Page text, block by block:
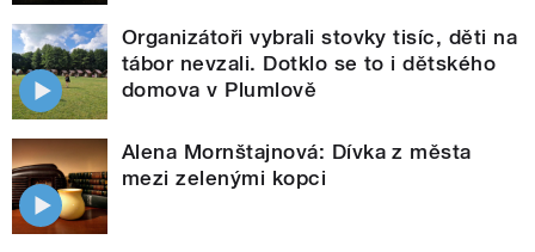
Organizátoři vybrali stovky tisíc, děti na
tábor nevzali. Dotklo se to i dětského
domova v Plumlově
Alena Mornštajnová: Dívka z města
mezi zelenými kopci